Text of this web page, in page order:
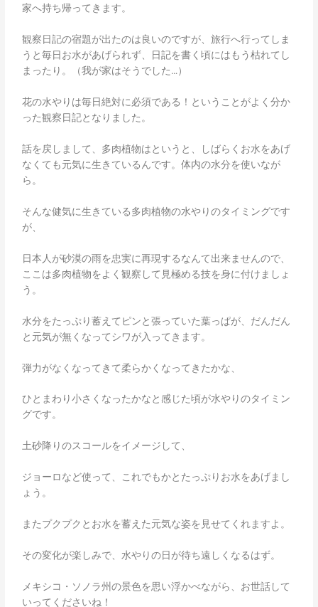
家へ持ち帰ってきます。
観察日記の宿題が出たのは良いのですが、旅行へ行ってしま
うと毎日お水があげられず、日記を書く頃にはもう枯れてし
まったり。（我が家はそうでした…）
花の水やりは毎日絶対に必須である！ということがよく分か
った観察日記となりました。
話を戻しまして、多肉植物はというと、しばらくお水をあげ
なくても元気に生きているんです。体内の水分を使いなが
ら。
そんな健気に生きている多肉植物の水やりのタイミングです
が、
日本人が砂漠の雨を忠実に再現するなんて出来ませんので、
ここは多肉植物をよく観察して見極める技を身に付けましょ
う。
水分をたっぷり蓄えてピンと張っていた葉っぱが、だんだん
と元気が無くなってシワが入ってきます。
弾力がなくなってきて柔らかくなってきたかな、
ひとまわり小さくなったかなと感じた頃が水やりのタイミン
グです。
土砂降りのスコールをイメージして、
ジョーロなど使って、これでもかとたっぷりお水をあげまし
ょう。
またプクプクとお水を蓄えた元気な姿を見せてくれますよ。
その変化が楽しみで、水やりの日が待ち遠しくなるはず。
メキシコ・ソノラ州の景色を思い浮かべながら、お世話して
いってくださいね！